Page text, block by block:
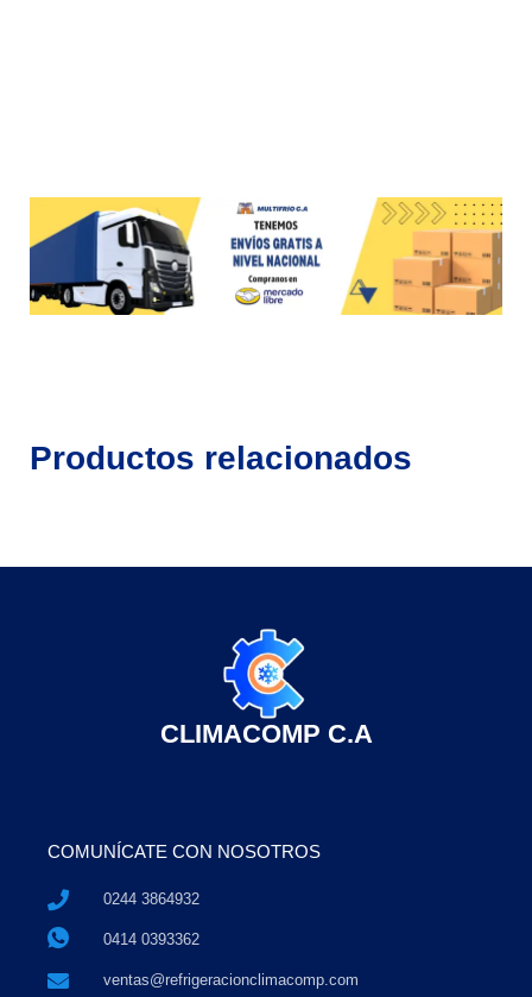
Productos relacionados
CLIMACOMP C.A
COMUNÍCATE CON NOSOTROS
0244 3864932
0414 0393362
ventas@refrigeracionclimacomp.com